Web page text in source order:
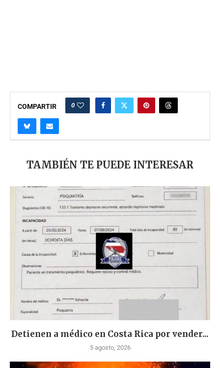
COMPARTIR 0
TAMBIÉN TE PUEDE INTERESAR
Detienen a médico en Costa Rica por vender...
5 agosto, 2026